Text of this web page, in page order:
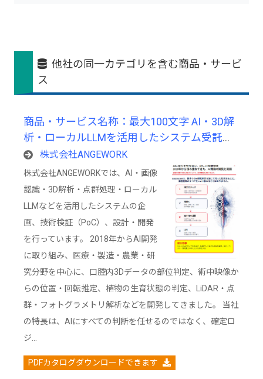
他社の同一カテゴリを含む商品・サービ
ス
商品・サービス名称：最大100文字 AI・3D解
析・ローカルLLMを活用したシステム受託開
発サービス
株式会社ANGEWORK
株式会社ANGEWORKでは、AI・画像
認識・3D解析・点群処理・ローカル
LLMなどを活用したシステムの企
画、技術検証（PoC）、設計・開発
を行っています。 2018年からAI開発
に取り組み、医療・製造・農業・研
究分野を中心に、口腔内3Dデータの部位判定、術中映像か
らの位置・回転推定、植物の生育状態の判定、LiDAR・点
群・フォトグラメトリ解析などを開発してきました。 当社
の特長は、AIにすべての判断を任せるのではなく、確定ロ
ジ…
PDFカタログダウンロードできます